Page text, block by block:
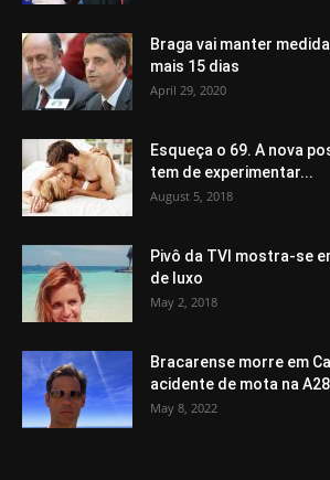
Braga vai manter
mais 15 dias
April 29, 2020
Esqueça o 69. A nova
tem de experimentar...
August 5, 2018
Pivô da TVI mostra-se
de luxo
May 2, 2018
Bracarense morre em
acidente de mota na A28
May 8, 2022